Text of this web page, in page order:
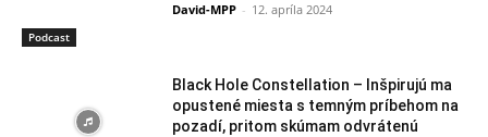
Podcast
David-MPP - 12. apríla 2024
Black Hole Constellation – Inšpirujú ma
opustené miesta s temným príbehom na
pozadí, pritom skúmam odvrátenú